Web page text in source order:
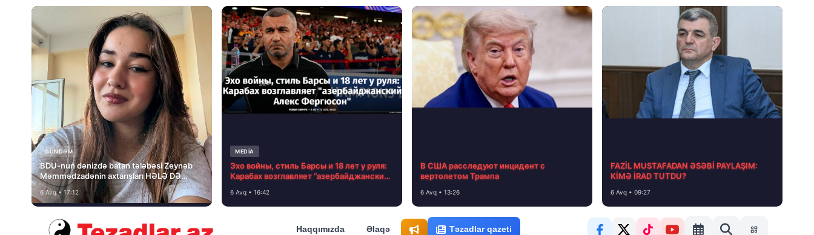
GÜNDƏM
BDU-nun dənizdə batan tələbəsi Zeynəb
Məmmədzadənin axtarışları HƏLƏ DƏ
NƏTİCƏSİZ QALIB!
6 Avq • 17:12
MEDİA
Эхо войны, стиль Барсы и 18 лет у руля:
Карабах возглавляет “азербайджанский
6 Avq • 16:42
В США расследуют инцидент с
вертолетом Трампа
6 Avq • 13:26
FAZİL MUSTAFADAN ƏSƏBİ PAYLAŞIM:
KİMƏ İRAD TUTDU?
6 Avq • 09:27
Haqqımızda Əlaqə Təzadlar qazeti